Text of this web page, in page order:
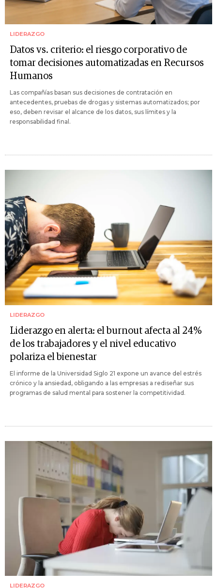
LIDERAZGO
Datos vs. criterio: el riesgo corporativo de
tomar decisiones automatizadas en Recursos
Humanos
Las compañías basan sus decisiones de contratación en
antecedentes, pruebas de drogas y sistemas automatizados; por
eso, deben revisar el alcance de los datos, sus límites y la
responsabilidad final.
LIDERAZGO
Liderazgo en alerta: el burnout afecta al 24%
de los trabajadores y el nivel educativo
polariza el bienestar
El informe de la Universidad Siglo 21 expone un avance del estrés
crónico y la ansiedad, obligando a las empresas a rediseñar sus
programas de salud mental para sostener la competitividad.
LIDERAZGO